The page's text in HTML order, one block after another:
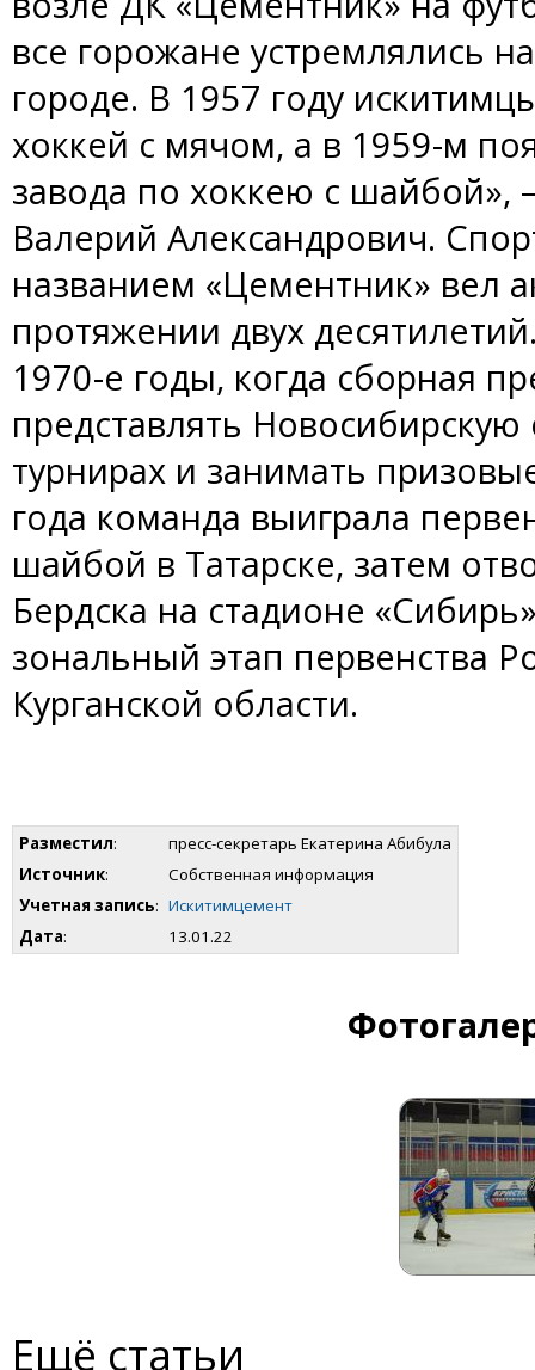
все горожане устремлялись
городе. В 1957 году
хоккей с мячом, а в 1959-м
завода по хоккею с шайбой»,
Валерий Александрович.
названием «Цементник» вел
протяжении двух
1970-е годы, когда сборная
представлять
турнирах и занимать
года команда выиграла
шайбой в Татарске, затем
Бердска на стадионе
зональный этап первенства
Курганской области.
Разместил:
пресс-секретарь Екатерина Абибула
Источник:
Собственная информация
Учетная запись: Искитимцемент
Дата: 13.01.22
Ещё статьи